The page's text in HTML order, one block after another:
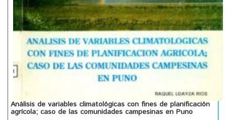
Análisis de variables climatológicas con fines de planificación
agrícola; caso de las comunidades campesinas en Puno